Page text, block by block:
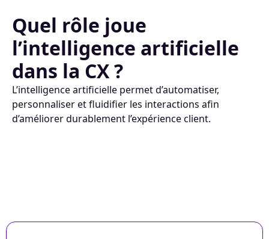
Quel rôle joue
l’intelligence artificielle
dans la CX ?
L’intelligence artificielle permet d’automatiser,
personnaliser et fluidifier les interactions afin
d’améliorer durablement l’expérience client.